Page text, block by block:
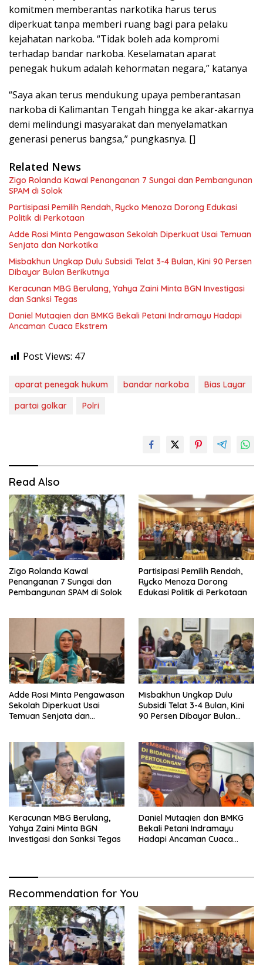
komitmen memberantas narkotika harus terus
diperkuat tanpa memberi ruang bagi para pelaku
kejahatan narkoba. “Tidak boleh ada kompromi
terhadap bandar narkoba. Keselamatan aparat
penegak hukum adalah kehormatan negara,” katanya
“Saya akan terus mendukung upaya pemberantasan
narkoba di Kalimantan Tengah hingga ke akar-akarnya
demi melindungi masyarakat dan menyelamatkan
generasi penerus bangsa,” pungkasnya. []
Related News
Zigo Rolanda Kawal Penanganan 7 Sungai dan Pembangunan
SPAM di Solok
Partisipasi Pemilih Rendah, Rycko Menoza Dorong Edukasi
Politik di Perkotaan
Adde Rosi Minta Pengawasan Sekolah Diperkuat Usai Temuan
Senjata dan Narkotika
Misbakhun Ungkap Dulu Subsidi Telat 3-4 Bulan, Kini 90 Persen
Dibayar Bulan Berikutnya
Keracunan MBG Berulang, Yahya Zaini Minta BGN Investigasi
dan Sanksi Tegas
Daniel Mutaqien dan BMKG Bekali Petani Indramayu Hadapi
Ancaman Cuaca Ekstrem
Post Views: 47
aparat penegak hukum bandar narkoba
Bias Layar
partai golkar
Polri
Read Also
Zigo Rolanda Kawal
Penanganan 7 Sungai dan
Pembangunan SPAM di Solok
Partisipasi Pemilih Rendah,
Rycko Menoza Dorong
Edukasi Politik di Perkotaan
Adde Rosi Minta Pengawasan
Sekolah Diperkuat Usai
Temuan Senjata dan
Misbakhun Ungkap Dulu
Subsidi Telat 3-4 Bulan, Kini
90 Persen Dibayar Bulan
Keracunan MBG Berulang,
Yahya Zaini Minta BGN
Investigasi dan Sanksi Tegas
Daniel Mutaqien dan BMKG
Bekali Petani Indramayu
Hadapi Ancaman Cuaca
Recommendation for You